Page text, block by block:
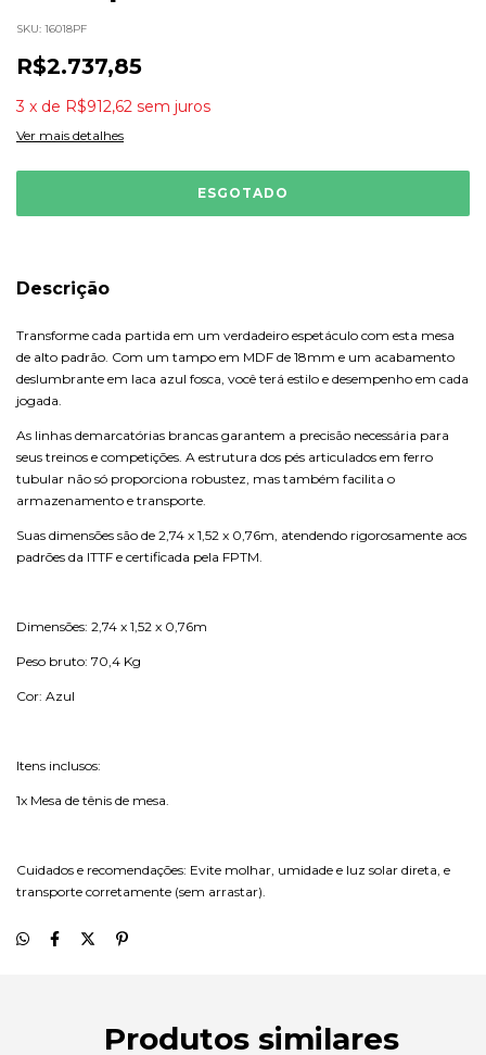
SKU: 16018PF
R$2.737,85
3 x de R$912,62 sem juros
Ver mais detalhes
Descrição
Transforme cada partida em um verdadeiro espetáculo com esta mesa
de alto padrão. Com um tampo em MDF de 18mm e um acabamento
deslumbrante em laca azul fosca, você terá estilo e desempenho em cada
jogada.
As linhas demarcatórias brancas garantem a precisão necessária para
seus treinos e competições. A estrutura dos pés articulados em ferro
tubular não só proporciona robustez, mas também facilita o
armazenamento e transporte.
Suas dimensões são de 2,74 x 1,52 x 0,76m, atendendo rigorosamente aos
padrões da ITTF e certificada pela FPTM.
Dimensões: 2,74 x 1,52 x 0,76m
Peso bruto: 70,4 Kg
Cor: Azul
Itens inclusos:
1x Mesa de tênis de mesa.
Cuidados e recomendações: Evite molhar, umidade e luz solar direta, e
transporte corretamente (sem arrastar).
Produtos similares